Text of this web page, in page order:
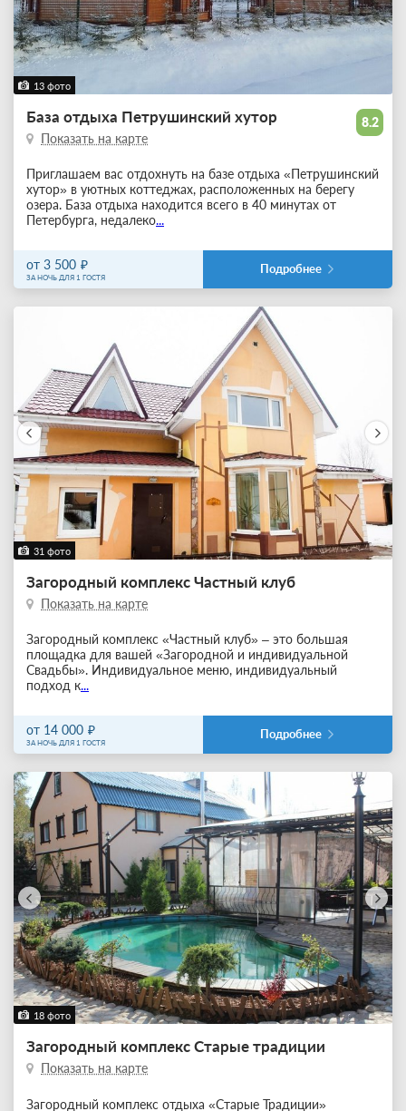
13 фото
8.2
База отдыха Петрушинский хутор
Показать на карте
Приглашаем вас отдохнуть на базе отдыха «Петрушинский
хутор» в уютных коттеджах, расположенных на берегу
озера. База отдыха находится всего в 40 минутах от
Петербурга, недалеко...
от 3 500
ЗА НОЧЬ ДЛЯ 1 ГОСТЯ
Подробнее
31 фото
Загородный комплекс Частный клуб
Показать на карте
Загородный комплекс «Частный клуб» – это большая
площадка для вашей «Загородной и индивидуальной
Свадьбы». Индивидуальное меню, индивидуальный
подход к...
от 14 000
ЗА НОЧЬ ДЛЯ 1 ГОСТЯ
Подробнее
18 фото
Загородный комплекс Старые традиции
Показать на карте
Загородный комплекс отдыха «Старые Традиции»